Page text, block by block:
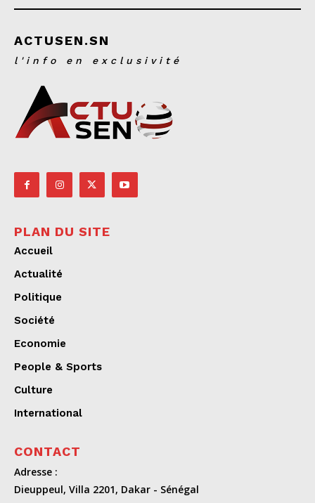
ACTUSEN.SN
l'info en exclusivité
PLAN DU SITE
Accueil
Actualité
Politique
Société
Economie
People & Sports
Culture
International
CONTACT
Adresse :
Dieuppeul, Villa 2201, Dakar - Sénégal